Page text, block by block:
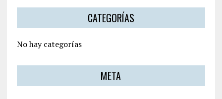
CATEGORÍAS
No hay categorías
META